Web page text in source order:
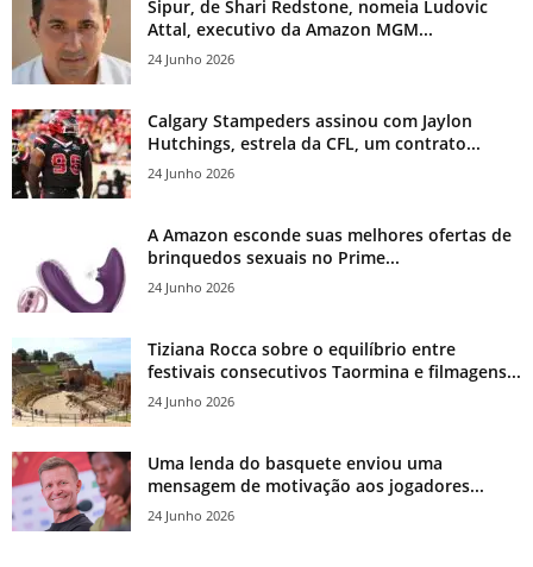
Sipur, de Shari Redstone, nomeia Ludovic
Attal, executivo da Amazon MGM...
24 Junho 2026
Calgary Stampeders assinou com Jaylon
Hutchings, estrela da CFL, um contrato...
24 Junho 2026
A Amazon esconde suas melhores ofertas de
brinquedos sexuais no Prime...
24 Junho 2026
Tiziana Rocca sobre o equilíbrio entre
festivais consecutivos Taormina e filmagens...
24 Junho 2026
Uma lenda do basquete enviou uma
mensagem de motivação aos jogadores...
24 Junho 2026